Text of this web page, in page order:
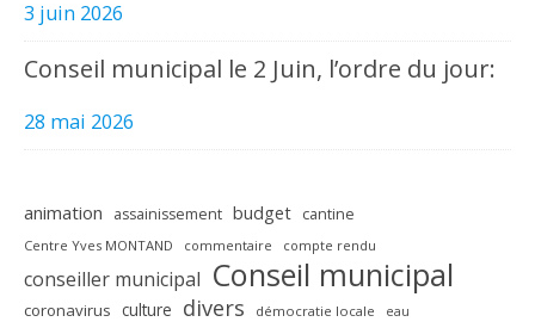
3 juin 2026
Conseil municipal le 2 Juin, l’ordre du jour:
28 mai 2026
animation assainissement budget cantine
Centre Yves MONTAND commentaire compte rendu
conseiller municipal Conseil municipal
coronavirus culture divers démocratie locale eau